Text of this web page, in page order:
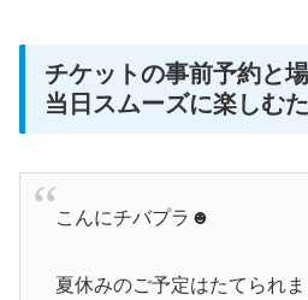
チケットの事前予約と
当日スムーズに楽しむ
こんにチバプラ☻
夏休みのご予定はたてられま